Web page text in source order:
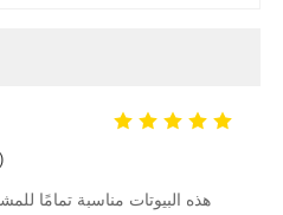
هذه البيوتات مناسبة تمامًا